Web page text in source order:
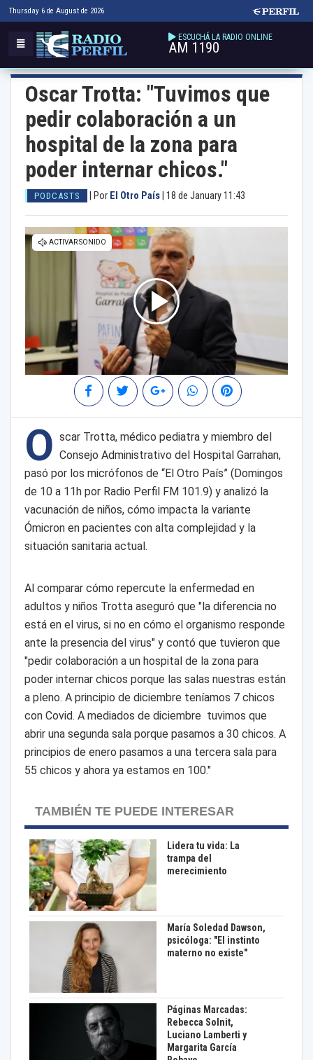
Thursday 6 de August de 2026
ESCUCHÁ LA RADIO ONLINE
AM 1190
Oscar Trotta: "Tuvimos que
pedir colaboración a un
hospital de la zona para
poder internar chicos."
PODCASTS Por El Otro País 18 de January 11:43
O scar Trotta, médico pediatra y miembro del
Consejo Administrativo del Hospital Garrahan,
pasó por los micrófonos de “El Otro País” (Domingos
de 10 a 11h por Radio Perfil FM 101.9) y analizó la
vacunación de niños, cómo impacta la variante
Ómicron en pacientes con alta complejidad y la
situación sanitaria actual.
Al comparar cómo repercute la enfermedad en
adultos y niños Trotta aseguró que "la diferencia no
está en el virus, si no en cómo el organismo responde
ante la presencia del virus" y contó que tuvieron que
"pedir colaboración a un hospital de la zona para
poder internar chicos porque las salas nuestras están
a pleno. A principio de diciembre teníamos 7 chicos
con Covid. A mediados de diciembre tuvimos que
abrir una segunda sala porque pasamos a 30 chicos. A
principios de enero pasamos a una tercera sala para
55 chicos y ahora ya estamos en 100."
TAMBIÉN TE PUEDE INTERESAR
Lidera tu vida: La
trampa del
merecimiento
María Soledad Dawson,
psicóloga: "El instinto
materno no existe"
Páginas Marcadas:
Rebecca Solnit,
Luciano Lamberti y
Margarita García